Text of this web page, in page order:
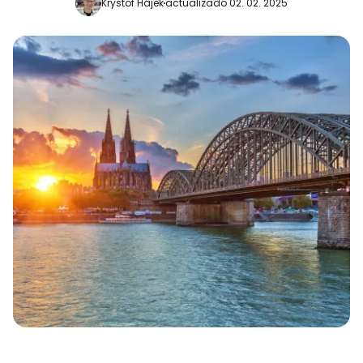
Kryštof Hájekactualizado 02. 02. 2025
Continuar con Facebook
Continuar con Email